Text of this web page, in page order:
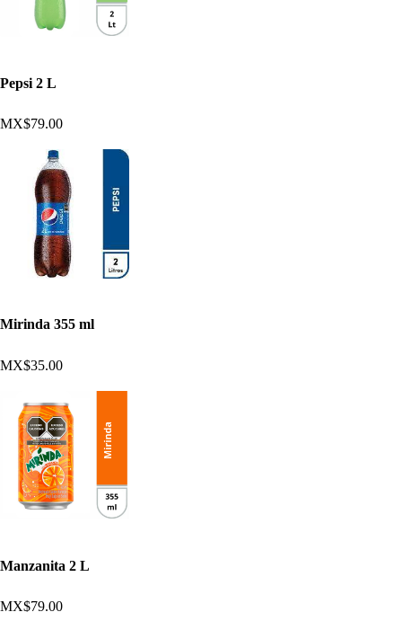
Pepsi 2 L
MX$79.00
Mirinda 355 ml
MX$35.00
Manzanita 2 L
MX$79.00